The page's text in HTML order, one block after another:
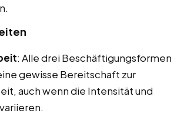
: Alle drei Beschäftigungsformen
gewisse Bereitschaft zur
auch wenn die Intensität und